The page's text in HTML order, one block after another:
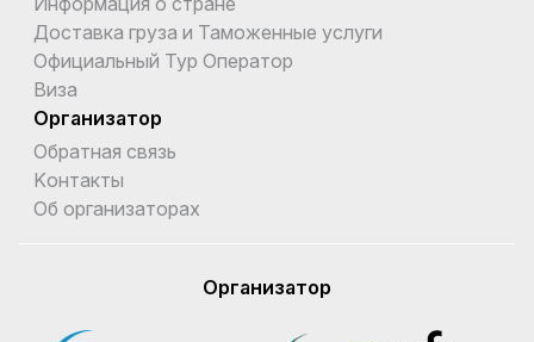
Доставка груза и Таможенные услуги
Официальный Тур Оператор
Виза
Организатор
Обратная связь
Kонтакты
Об организаторах
Организатор